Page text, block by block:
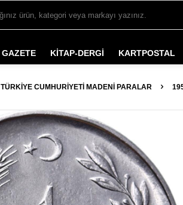
GAZETE KİTAP-DERGİ KARTPOSTAL
TÜRKIYE CUMHURIYETI MADENI PARALAR